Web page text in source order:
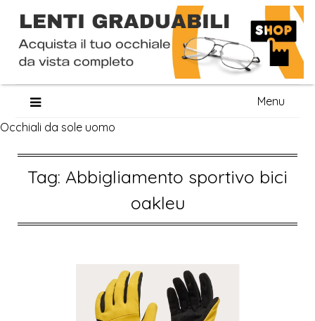
content
Menu
Occhiali da sole uomo
Tag: Abbigliamento sportivo bici
oakleu